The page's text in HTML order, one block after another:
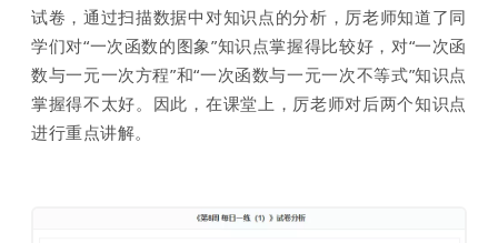
试卷，通过扫描数据中对知识点的分析，厉老师知道了同
学们对“一次函数的图象”知识点掌握得比较好，对“一次函
数与一元一次方程”和“一次函数与一元一次不等式”知识点
掌握得不太好。因此，在课堂上，厉老师对后两个知识点
进行重点讲解。